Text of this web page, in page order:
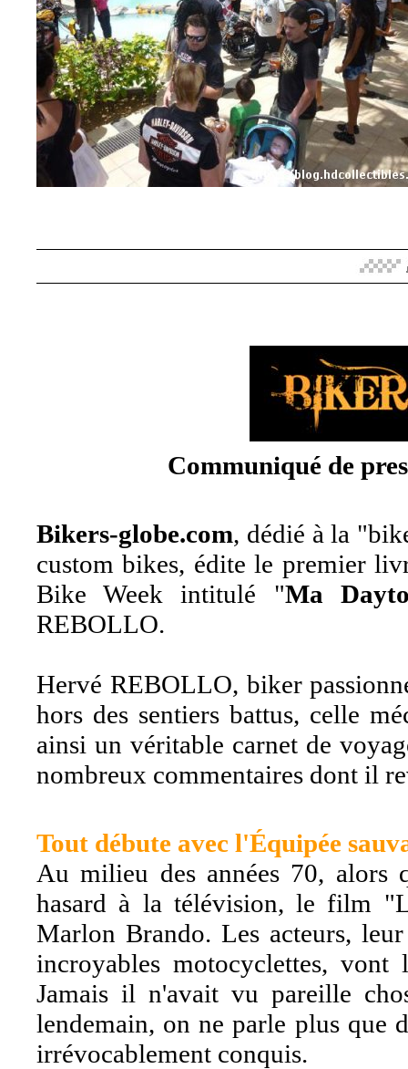
Communiqué de
Bikers-globe.com, dédié à la
custom bikes, édite le premier
Bike Week intitulé "Ma
REBOLLO.
Hervé REBOLLO, biker
hors des sentiers battus, celle
ainsi un véritable carnet de
nombreux commentaires dont il
Tout débute avec l'Équipée
Au milieu des années 70, alors
hasard à la télévision, le film
Marlon Brando. Les acteurs,
incroyables motocyclettes,
Jamais il n'avait vu pareille
lendemain, on ne parle plus que
irrévocablement conquis.